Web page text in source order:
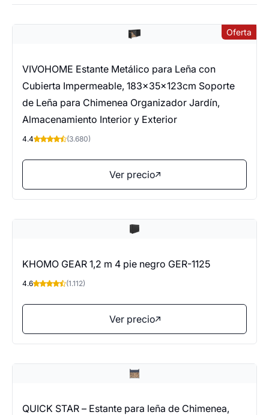
Oferta
VIVOHOME Estante Metálico para Leña con
Cubierta Impermeable, 183×35×123cm Soporte
de Leña para Chimenea Organizador Jardín,
Almacenamiento Interior y Exterior
4.4 (3.680)
Ver precio
KHOMO GEAR 1,2 m 4 pie negro GER-1125
4.6 (1.112)
Ver precio
QUICK STAR – Estante para leña de Chimenea,